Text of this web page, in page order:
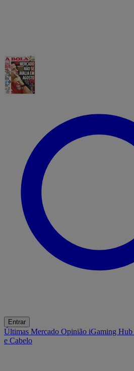
Entrar
Últimas Mercado Opinião iGaming Hub
e Cabelo